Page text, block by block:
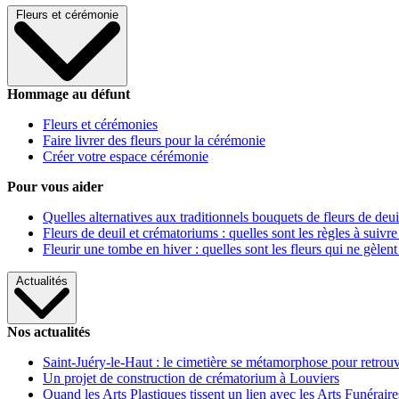
Fleurs et cérémonie
Hommage au défunt
Fleurs et cérémonies
Faire livrer des fleurs pour la cérémonie
Créer votre espace cérémonie
Pour vous aider
Quelles alternatives aux traditionnels bouquets de fleurs de
Fleurs de deuil et crématoriums : quelles sont les règles à
Fleurir une tombe en hiver : quelles sont les fleurs qui ne gèlent
Actualités
Nos actualités
Saint-Juéry-le-Haut : le cimetière se métamorphose pour
Un projet de construction de crématorium à Louviers
Quand les Arts Plastiques tissent un lien avec les Arts